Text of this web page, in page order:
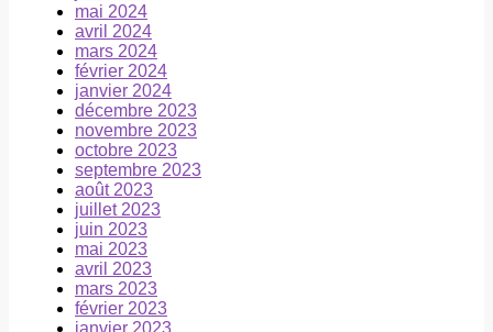
mai 2024
avril 2024
mars 2024
février 2024
janvier 2024
décembre 2023
novembre 2023
octobre 2023
septembre 2023
août 2023
juillet 2023
juin 2023
mai 2023
avril 2023
mars 2023
février 2023